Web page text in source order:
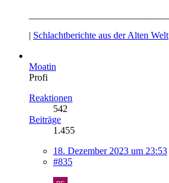
| Schlachtberichte aus der Alten Welt
Moatin
Profi
Reaktionen
542
Beiträge
1.455
18. Dezember 2023 um 23:53
#835